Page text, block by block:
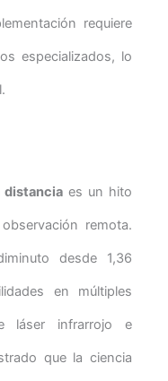
requiere
especializados, lo
es un hito
remota.
desde 1,36
en múltiples
láser infrarrojo e
que la ciencia